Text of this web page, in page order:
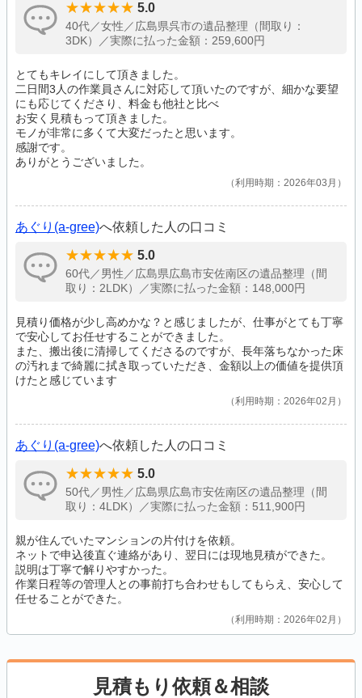
5.0
40代／女性／広島県呉市の遺品整理（間取り：
3DK）／実際に払った金額：259,600円
とてもキレイにして頂きました。
二日間3人の作業員さんに対応して頂いたのですが、細かな要望
にも応じてくださり、料金も他社と比べ
お安く見積もって頂きました。
モノが非常に多くて大変だったと思います。
感謝です。
ありがとうございました。
利用時期：2026年03月
あぐり(a-gree)へ依頼した人の口コミ
5.0
60代／男性／広島県広島市安佐南区の遺品整理（間
取り：2LDK）／実際に払った金額：148,000円
見積り価格が少し高めかな？と感じましたが、仕事がとても丁寧
で安心してお任せすることができました。
また、搬出後に清掃してくださるのですが、長年落ちなかった床
の汚れまで綺麗に拭き取っていただき、金額以上の価値を提供頂
けたと感じています
利用時期：2026年02月
あぐり(a-gree)へ依頼した人の口コミ
5.0
50代／男性／広島県広島市安佐南区の遺品整理（間
取り：4LDK）／実際に払った金額：511,900円
親が住んでいたマンションの片付けを依頼。
ネットで申込後直ぐ連絡があり、翌日には現地見積ができた。
説明は丁寧で解りやすかった。
作業日程等の管理人との事前打ち合わせもしてもらえ、安心して
任せることができた。
利用時期：2026年02月
見積もり依頼＆相談